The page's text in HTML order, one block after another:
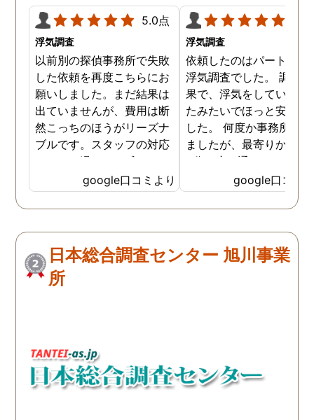
5.0点
浮気調査
以前別の探偵事務所で失敗
した依頼を再度こちらにお
願いしました。まだ結果は
出ていませんが、費用は断
然こっちのほうがリーズナ
ブルです。スタッフの対応
なんかも温かみを感じま
す。はじめからこちらにす
ればよかったです😢 …
google口コミより
浮気調査
依頼したのはパートナー
浮気調査でした。 調査
果で、浮気をしていなか
たみたいでほっと安心し
した。 何度か事務所に
ましたが、最寄りから徒
3分程度で通いやすかっ
google口コミ
日本総合調査センター 旭川事業
所